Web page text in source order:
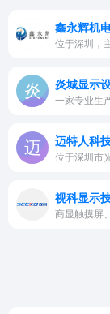
鑫永辉机
炎城显示
迈特人科
视科显示